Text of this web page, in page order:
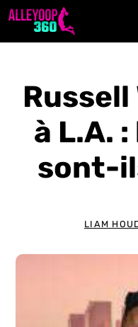
Aller
à L.A.
sont-
LIAM